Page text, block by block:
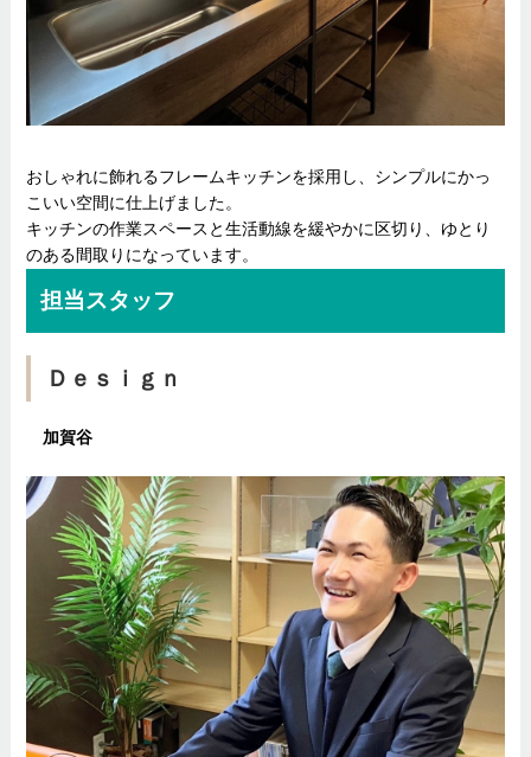
おしゃれに飾れるフレームキッチンを採用し、シンプルにかっ
こいい空間に仕上げました。
キッチンの作業スペースと生活動線を緩やかに区切り、ゆとり
のある間取りになっています。
担当スタッフ
Ｄｅｓｉｇｎ
加賀谷